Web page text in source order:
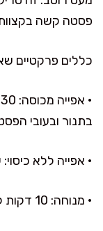
פסטה קשה
כללים פרקטיים
בתנור ובעובי
• אפייה ללא כיסוי: עוד 10–15 דקות
• מנוחה: 10 דקות לפני הגשה כדי שהמילוי יתייצב.